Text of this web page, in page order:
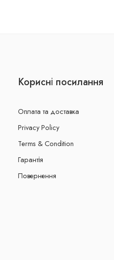
Корисні посилання
Оплата та доставка
Privacy Policy
Terms & Condition
Гарантія
Повернення